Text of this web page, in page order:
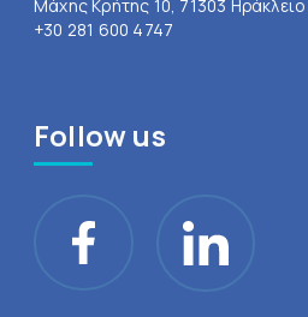
Μάχης Κρήτης 10, 71303
+30 281 600 4747
Follow us